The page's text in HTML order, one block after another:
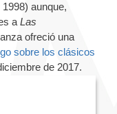
aunque,
a Las
ofreció una
sobre los clásicos
de 2017.